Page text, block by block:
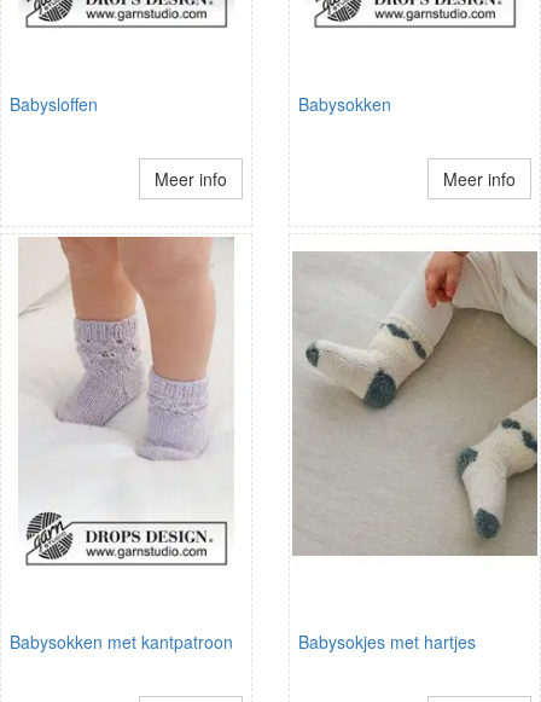
Babysloffen
Meer info
Babysokken
Meer info
Babysokken met kantpatroon Babysokjes met hartjes